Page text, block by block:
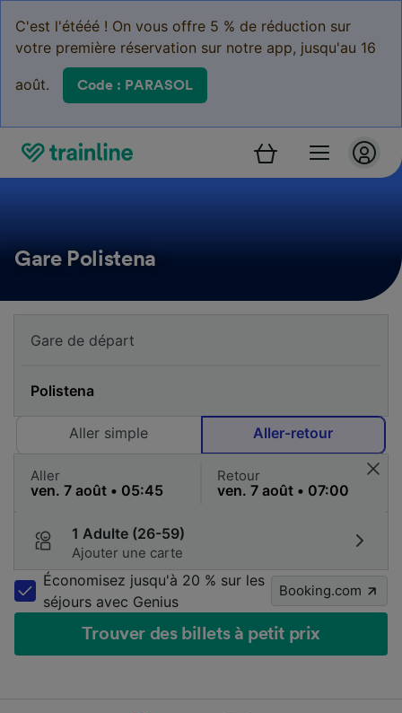
C'est l'étééé ! On vous offre 5 % de réduction sur
votre première réservation sur notre app, jusqu'au 16
août. Code : PARASOL
Gare Polistena
Aller simple Aller-retour
Aller Retour
1 Adulte (26-59)
Ajouter une carte
Économisez jusqu'à 20 % sur les
séjours avec Genius
Booking.com
Trouver des billets à petit prix